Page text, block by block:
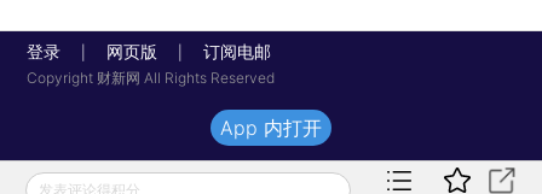
登录 网页版 订阅电邮
Copyright 财新网 All Rights Reserved
发表评论得积分
App 内打开